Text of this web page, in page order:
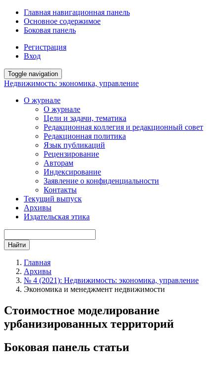
Главная навигационная панель
Основное содержимое
Боковая панель
Регистрация
Вход
Toggle navigation
Недвижимость: экономика, управление
О журнале
О журнале
Цели и задачи, тематика
Редакционная коллегия и редакционный совет
Редакционная политика
Язык публикаций
Рецензирование
Авторам
Индексирование
Заявление о конфиденциальности
Контакты
Текущий выпуск
Архивы
Издательская этика
Найти
Главная
Архивы
№ 4 (2021): Недвижимость: экономика, управление
Экономика и менеджмент недвижимости
Стоимостное моделирование
урбанизированных территорий
Боковая панель статьи